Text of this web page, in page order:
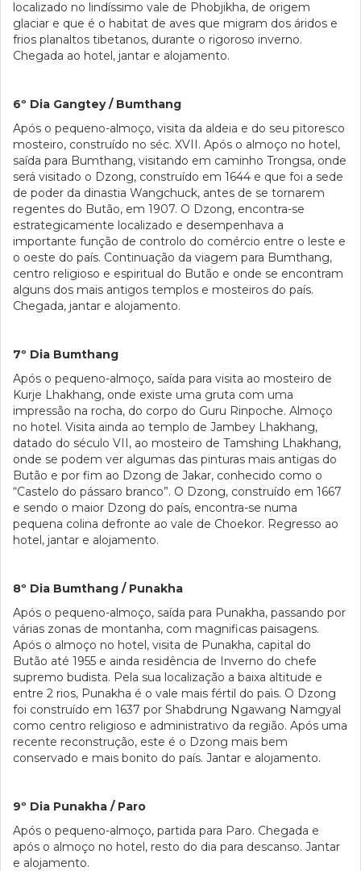
localizado no lindíssimo vale de Phobjikha, de origem
glaciar e que é o habitat de aves que migram dos áridos e
frios planaltos tibetanos, durante o rigoroso inverno.
Chegada ao hotel, jantar e alojamento.
6º Dia Gangtey / Bumthang
Após o pequeno-almoço, visita da aldeia e do seu pitoresco
mosteiro, construído no séc. XVII. Após o almoço no hotel,
saída para Bumthang, visitando em caminho Trongsa, onde
será visitado o Dzong, construído em 1644 e que foi a sede
de poder da dinastia Wangchuck, antes de se tornarem
regentes do Butão, em 1907. O Dzong, encontra-se
estrategicamente localizado e desempenhava a
importante função de controlo do comércio entre o leste e
o oeste do país. Continuação da viagem para Bumthang,
centro religioso e espiritual do Butão e onde se encontram
alguns dos mais antigos templos e mosteiros do país.
Chegada, jantar e alojamento.
7º Dia Bumthang
Após o pequeno-almoço, saída para visita ao mosteiro de
Kurje Lhakhang, onde existe uma gruta com uma
impressão na rocha, do corpo do Guru Rinpoche. Almoço
no hotel. Visita ainda ao templo de Jambey Lhakhang,
datado do século VII, ao mosteiro de Tamshing Lhakhang,
onde se podem ver algumas das pinturas mais antigas do
Butão e por fim ao Dzong de Jakar, conhecido como o
“Castelo do pássaro branco”. O Dzong, construído em 1667
e sendo o maior Dzong do país, encontra-se numa
pequena colina defronte ao vale de Choekor. Regresso ao
hotel, jantar e alojamento.
8º Dia Bumthang / Punakha
Após o pequeno-almoço, saída para Punakha, passando por
várias zonas de montanha, com magnificas paisagens.
Após o almoço no hotel, visita de Punakha, capital do
Butão até 1955 e ainda residência de Inverno do chefe
supremo budista. Pela sua localização a baixa altitude e
entre 2 rios, Punakha é o vale mais fértil do paìs. O Dzong
foi construído em 1637 por Shabdrung Ngawang Namgyal
como centro religioso e administrativo da região. Após uma
recente reconstrução, este é o Dzong mais bem
conservado e mais bonito do país. Jantar e alojamento.
9º Dia Punakha / Paro
Após o pequeno-almoço, partida para Paro. Chegada e
após o almoço no hotel, resto do dia para descanso. Jantar
e alojamento.